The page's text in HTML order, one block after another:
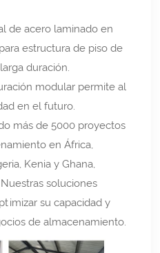
de acero laminado en
estructura de piso de
duración.
modular permite al
en el futuro.
más de 5000 proyectos
en África,
Kenia y Ghana,
soluciones
su capacidad y
de almacenamiento.